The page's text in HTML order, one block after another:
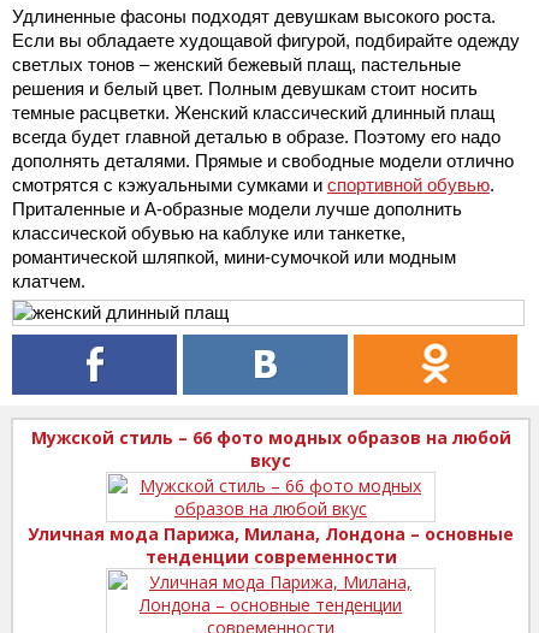
Удлиненные фасоны подходят девушкам высокого роста.
Если вы обладаете худощавой фигурой, подбирайте одежду
светлых тонов – женский бежевый плащ, пастельные
решения и белый цвет. Полным девушкам стоит носить
темные расцветки. Женский классический длинный плащ
всегда будет главной деталью в образе. Поэтому его надо
дополнять деталями. Прямые и свободные модели отлично
смотрятся с кэжуальными сумками и спортивной обувью.
Приталенные и А-образные модели лучше дополнить
классической обувью на каблуке или танкетке,
романтической шляпкой, мини-сумочкой или модным
клатчем.
Мужской стиль – 66 фото модных образов на любой
вкус
Уличная мода Парижа, Милана, Лондона – основные
тенденции современности